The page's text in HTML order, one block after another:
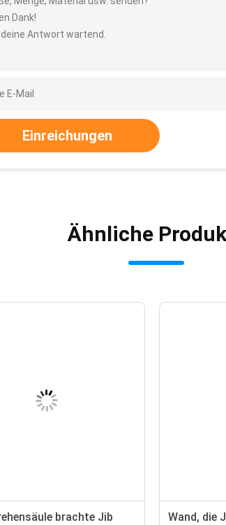
Dank!
Antwort wartend.
Einreichungen
Ähnliche
brachte Jib
Wand, die